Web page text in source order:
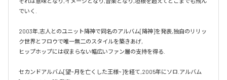
でいく.
2003年,志人とのユニット降神で同名のアルバム[降神]を発表,独自のリリッ
ク世界とフロウで唯一無二のスタイルを築きあげ,
ヒップホップには収まらない幅広いファン層の支持を得る.
セカンドアルバム[望~月を亡くした王様~]を経て,2005年にソロ.アルバム